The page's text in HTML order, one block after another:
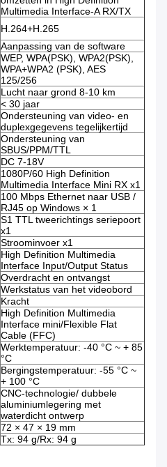
Multimedia Interface-A RX/TX
H.264+H.265
Aanpassing van de software
WEP, WPA(PSK), WPA2(PSK),
WPA+WPA2 (PSK), AES
125/256
Lucht naar grond 8-10 km
< 30 jaar
Ondersteuning van video- en
duplexgegevens tegelijkertijd
Ondersteuning van
SBUS/PPM/TTL
DC 7-18V
1080P/60 High Definition
Multimedia Interface Mini RX x1
100 Mbps Ethernet naar USB /
RJ45 op Windows × 1
S1 TTL tweerichtings seriepoort
x1
Stroominvoer x1
High Definition Multimedia
Interface Input/Output Status
Overdracht en ontvangst
Werkstatus van het videobord
Kracht
High Definition Multimedia
Interface mini/Flexible Flat
Cable (FFC)
Werktemperatuur: -40 °C ~ + 85
°C
Bergingstemperatuur: -55 °C ~
+ 100 °C
CNC-technologie/ dubbele
aluminiumlegering met
waterdicht ontwerp
72 × 47 × 19 mm
Tx: 94 g/Rx: 94 g